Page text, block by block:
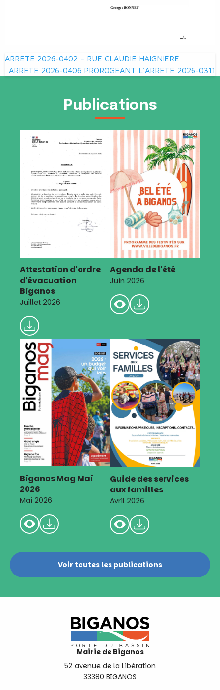
Navigation
de
ARRETE 2026-0402 – RUE CLAUDIE HAIGNIERE
ARRETE 2026-0406 PROROGEANT L’ARRETE 2026-0311
Publications
Attestation d'ordre
d'évacuation
Biganos
Juillet 2026
Agenda de l'été
Juin 2026
Biganos Mag Mai
2026
Mai 2026
Guide des services
aux familles
Avril 2026
Voir toutes les publications
Mairie de Biganos
52 avenue de la Libération
33380 BIGANOS